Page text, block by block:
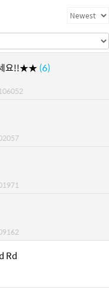
세요!!★★ (6)
Rd